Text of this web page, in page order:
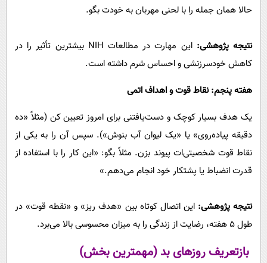
حالا همان جمله را با لحنی مهربان به خودت بگو.
نتیجه پژوهشی:
این مهارت در مطالعات NIH بیشترین تأثیر را در
کاهش خودسرزنشی و احساس شرم داشته است.
هفته پنجم: نقاط قوت و اهداف اتمی
یک هدف بسیار کوچک و دست‌یافتنی برای امروز تعیین کن (مثلاً «ده
دقیقه پیاده‌روی» یا «یک لیوان آب بنوش»). سپس آن را به یکی از
نقاط قوت شخصیتی‌ات پیوند بزن. مثلاً بگو: «این کار را با استفاده از
قدرت انضباط یا پشتکار خود انجام می‌دهم.»
نتیجه پژوهشی: این اتصال کوتاه بین «هدف ریز» و «نقطه قوت» در
طول ۵ هفته، رضایت از زندگی را به میزان محسوسی بالا می‌برد.
بازتعریف روزهای بد (مهمترین بخش)